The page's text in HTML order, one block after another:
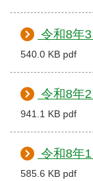
令和8年3
540.0 KB pdf
令和8年2
941.1 KB pdf
令和8年1
585.6 KB pdf